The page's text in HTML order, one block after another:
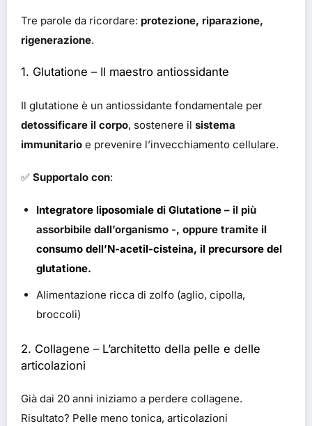
Tre parole da ricordare: protezione, riparazione,
rigenerazione.
1. Glutatione – Il maestro antiossidante
Il glutatione è un antiossidante fondamentale per
detossificare il corpo, sostenere il sistema
immunitario e prevenire l’invecchiamento cellulare.
✅ Supportalo con:
Integratore liposomiale di Glutatione – il più
assorbibile dall’organismo -, oppure tramite il
consumo dell’N-acetil-cisteina, il precursore del
glutatione.
Alimentazione ricca di zolfo (aglio, cipolla,
broccoli)
2. Collagene – L’architetto della pelle e delle
articolazioni
Già dai 20 anni iniziamo a perdere collagene.
Risultato? Pelle meno tonica, articolazioni